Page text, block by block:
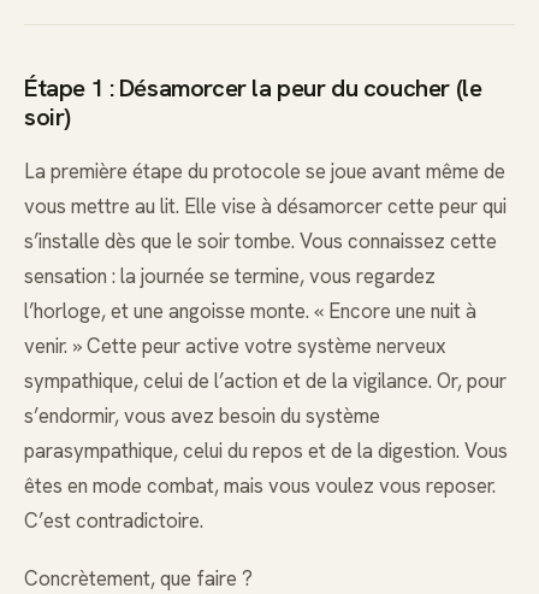
Étape 1 : Désamorcer la peur du coucher (le
soir)
La première étape du protocole se joue avant même de
vous mettre au lit. Elle vise à désamorcer cette peur qui
s’installe dès que le soir tombe. Vous connaissez cette
sensation : la journée se termine, vous regardez
l’horloge, et une angoisse monte. « Encore une nuit à
venir. » Cette peur active votre système nerveux
sympathique, celui de l’action et de la vigilance. Or, pour
s’endormir, vous avez besoin du système
parasympathique, celui du repos et de la digestion. Vous
êtes en mode combat, mais vous voulez vous reposer.
C’est contradictoire.
Concrètement, que faire ?